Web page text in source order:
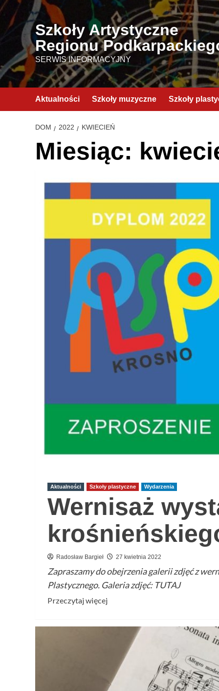
Przejdź
treści
Szkoły Artystyczne
Regionu
SERWIS INFORMACYJNY
Aktualności Szkoły muzyczne Szkoły
DOM 2022 KWIECIEŃ
Miesiąc:
Aktualności Szkoły plastyczne Wydarzenia
Wernisaż
Radosław Bargieł 27 kwietnia 2022
Zapraszamy do obejrzenia galerii zdjęć z
Plastycznego. Galeria zdjęć: TUTAJ
Przeczytaj więcejPrzeczytaj
o
Wernisaż
wystawy
dyplomowej
krośnieńskiego
„plastyka”